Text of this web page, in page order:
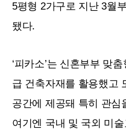
5평형 2가구로 지난 3월
됐다.
‘피카소’는 신혼부부 맞
급 건축자재를 활용했고
공간에 제공돼 특히 관심
여기엔 국내 및 국외 미